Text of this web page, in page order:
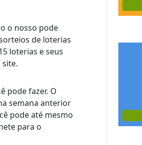
o nosso pode
de loterias
loterias e seus
pode fazer. O
semana anterior
pode até mesmo
para o